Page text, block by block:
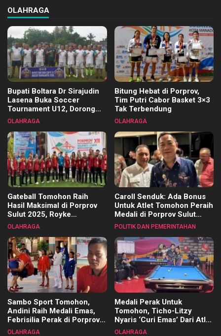
OLAHRAGA
Bupati Boltara Dr Sirajudin
Lasena Buka Soccer
Tournament U12, Dorong
Pembinaan Merata di Setiap
OLAHRAGA
Bitung Hebat di Porprov,
Tim Putri Cabor Basket 3×3
Tak Terbendung
OLAHRAGA
Gateball Tomohon Raih
Hasil Maksimal di Porprov
Sulut 2025, Royke
Tangkawarouw Ucapkan
OLAHRAGA
Caroll Senduk: Ada Bonus
Untuk Atlet Tomohon Peraih
Medali di Porprov Sulut
2025
POLITIK DAN PEMERINTAHAN
Sambo Sport Tomohon,
Andini Raih Medali Emas,
Febrisilia Perak di Porprov
Sulut 2025
OLAHRAGA
Medali Perak Untuk
Tomohon, Ticho-Litzy
Nyaris ‘Curi Emas’ Dari Atlet
Biliar PON di Porprov Sulut
OLAHRAGA